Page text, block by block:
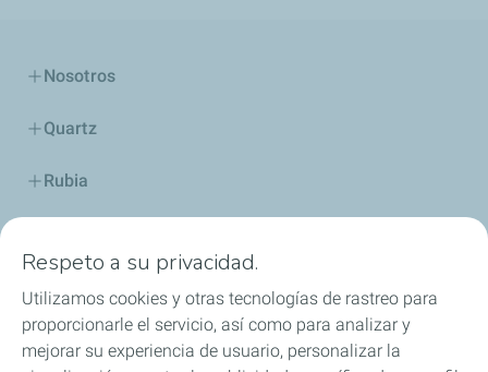
Nosotros
Quartz
Rubia
Distribuidores
Respeto a su privacidad.
Utilizamos cookies y otras tecnologías de rastreo para
proporcionarle el servicio, así como para analizar y
mejorar su experiencia de usuario, personalizar la